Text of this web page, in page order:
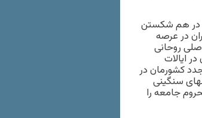
در هم شکستن
ایران در عرصه
روحانی
ایالات
کشورمان در
سنگینی
جامعه را